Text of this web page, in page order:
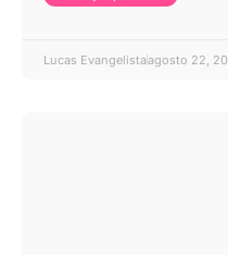
Lucas Evangelistaagosto 22,